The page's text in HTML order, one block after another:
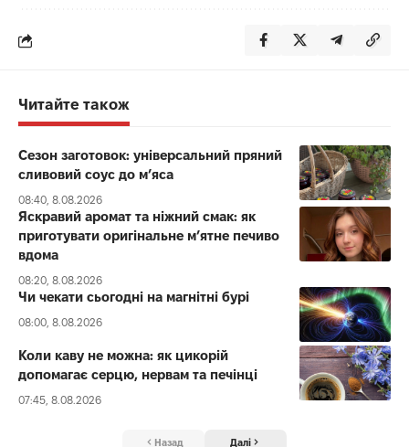
Читайте також
Сезон заготовок: універсальний пряний
сливовий соус до мʼяса
08:40, 8.08.2026
Яскравий аромат та ніжний смак: як
приготувати оригінальне м’ятне печиво
вдома
08:20, 8.08.2026
Чи чекати сьогодні на магнітні бурі
08:00, 8.08.2026
Коли каву не можна: як цикорій
допомагає серцю, нервам та печінці
07:45, 8.08.2026
Назад Далі